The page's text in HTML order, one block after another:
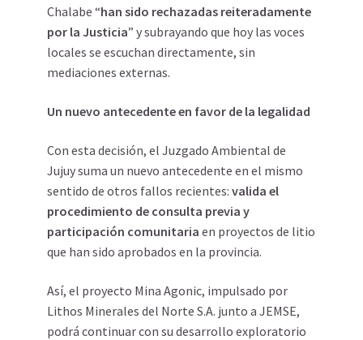
Chalabe “han sido rechazadas reiteradamente
por la Justicia” y subrayando que hoy las voces
locales se escuchan directamente, sin
mediaciones externas.
Un nuevo antecedente en favor de la legalidad
Con esta decisión, el Juzgado Ambiental de
Jujuy suma un nuevo antecedente en el mismo
sentido de otros fallos recientes: valida el
procedimiento de consulta previa y
participación comunitaria en proyectos de litio
que han sido aprobados en la provincia.
Así, el proyecto Mina Agonic, impulsado por
Lithos Minerales del Norte S.A. junto a JEMSE,
podrá continuar con su desarrollo exploratorio